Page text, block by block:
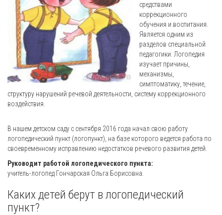
средствами
коррекционного
обучения и воспитания.
Является одним из
разделов специальной
педагогики. Логопедия
изучает причины,
механизмы,
симптоматику, течение,
структуру нарушений речевой деятельности, систему коррекционного
воздействия.
В нашем детском саду с сентября 2016 года начал свою работу
логопедический пункт (логопункт), на базе которого ведется работа по
своевременному исправлению недостатков речевого развития детей.
Руководит работой логопедического пункта:
учитель-логопед Гончарская Ольга Борисовна.
Каких детей берут в логопедический
пункт?